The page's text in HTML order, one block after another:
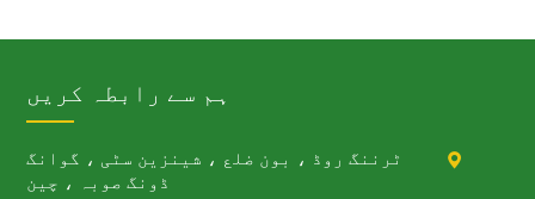
ہم سے رابطہ کریں
ٹرننگ روڈ ، بون ضلع ، شینزین سٹی ، گوانگ
ڈونگ صوبہ ، چین